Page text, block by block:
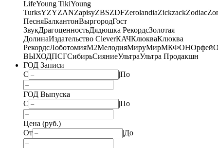
LifeYoung TikiYoung
TurksYZYZANZapisyZBSZDFZerolandiaZickzackZodiac
ПесняБалкантонВыргородГост
ЗвукДрагоценностьДядюшка РекордсЗолотая
ДолинаИздательство CleverКАЧКлюкваКлюква
РекордсЛоботомияМ2МелодияМируМирМКФОНОрфей
ВЫХОДПСГСибирьСияниеУльтраУльтра Продакшн
ГОД Записи
С
|По
ГОД Выпуска
С
|По
Цена (руб.)
От
|До